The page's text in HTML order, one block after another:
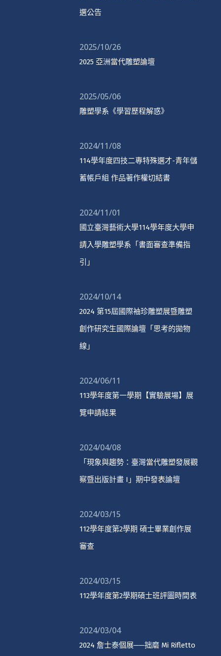
選公告
2025/10/26
2025 亞洲當代雕塑論壇
2025/05/06
雕塑學系《學習歷程解惑》
2024/11/08
114學年度四技二專特殊選才-青年儲
蓄帳戶組 作品著作權切結書
2024/11/01
國立臺灣藝術大學114學年度大學申
請入學雕塑學系「書面審查準備指
引」
2024/10/14
2024 第15屆國際袖珍雕塑展暨雕塑
創作研究生國際論壇「思考的拋物
線」
2024/06/11
113學年度第一學期【實驗展場】展
覽申請結果
2024/04/08
「現象與趨勢：臺灣當代雕塑發展觀
察暨出版計畫 I」期中發表論壇
2024/03/15
112學年度第2學期 碩士畢業創作展
審查
2024/03/15
112學年度第2學期碩士班評圖時間表
2024/03/04
2024 詹士泰個展──拙磨 Mi Rifletto